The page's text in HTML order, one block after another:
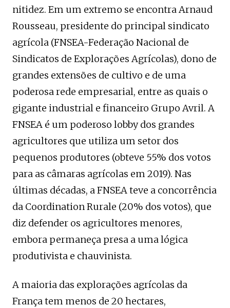
nitidez. Em um extremo se encontra Arnaud
Rousseau, presidente do principal sindicato
agrícola (FNSEA-Federação Nacional de
Sindicatos de Explorações Agrícolas), dono de
grandes extensões de cultivo e de uma
poderosa rede empresarial, entre as quais o
gigante industrial e financeiro Grupo Avril. A
FNSEA é um poderoso lobby dos grandes
agricultores que utiliza um setor dos
pequenos produtores (obteve 55% dos votos
para as câmaras agrícolas em 2019). Nas
últimas décadas, a FNSEA teve a concorrência
da Coordination Rurale (20% dos votos), que
diz defender os agricultores menores,
embora permaneça presa a uma lógica
produtivista e chauvinista.
A maioria das explorações agrícolas da
França tem menos de 20 hectares,